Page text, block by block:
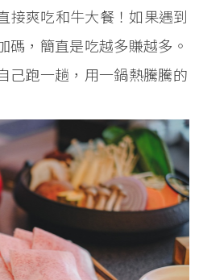
接爽吃和牛大餐！如果遇到
碼，簡直是吃越多賺越多。
己跑一趟，用一鍋熱騰騰的